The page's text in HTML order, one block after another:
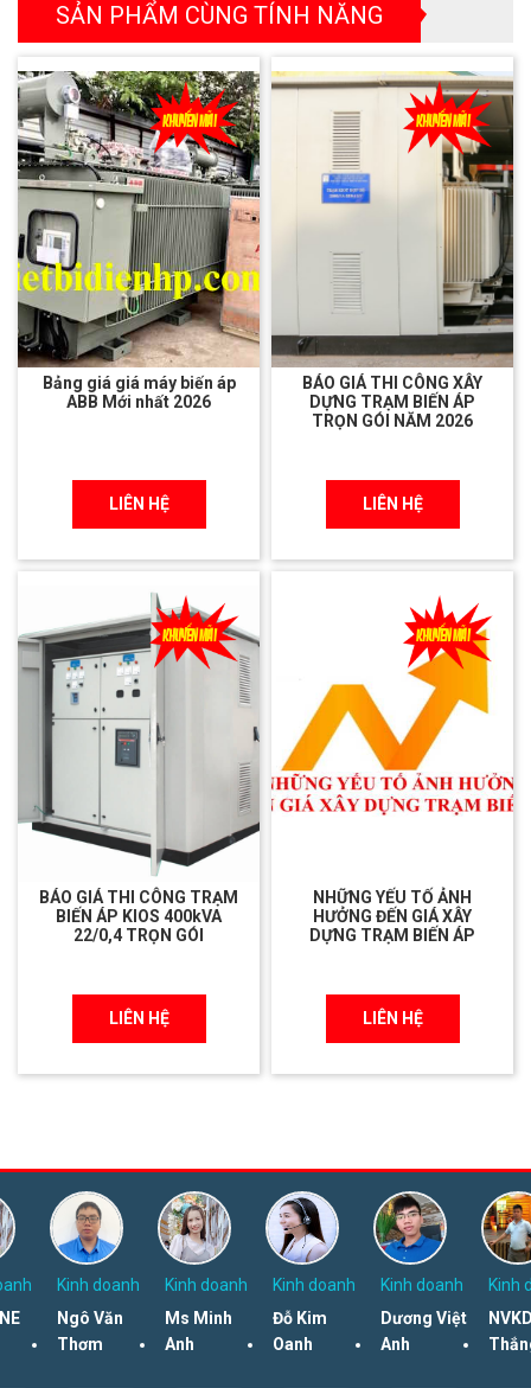
SẢN PHẨM CÙNG TÍNH NĂNG
Bảng giá giá máy biến áp
ABB Mới nhất 2026
LIÊN HỆ
BÁO GIÁ THI CÔNG XÂY
DỰNG TRẠM BIẾN ÁP
TRỌN GÓI NĂM 2026
LIÊN HỆ
BÁO GIÁ THI CÔNG TRẠM
BIẾN ÁP KIOS 400kVA
22/0,4 TRỌN GÓI
LIÊN HỆ
NHỮNG YẾU TỐ ẢNH
HƯỞNG ĐẾN GIÁ XÂY
DỰNG TRẠM BIẾN ÁP
LIÊN HỆ
Kinh doanh
Ngô Văn
Thơm
Kinh doanh
Ms Minh
Anh
Kinh doanh
Đỗ Kim
Oanh
Kinh doanh
Dương Việt
Anh
Kinh